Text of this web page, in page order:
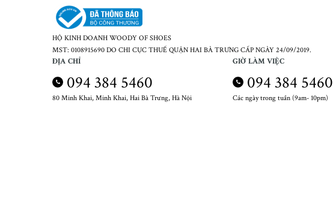
HỘ KINH DOANH WOODY OF SHOES
MST: 0108915690 DO CHI CỤC THUẾ QUẬN HAI BÀ TRƯNG CẤP NGÀY 24/09/2019.
ĐỊA CHỈ
094 384 5460
80 Minh Khai, Minh Khai, Hai Bà Trưng, Hà Nội
GIỜ LÀM VIỆC
094 384 5460
Các ngày trong tuần (9am- 10pm)